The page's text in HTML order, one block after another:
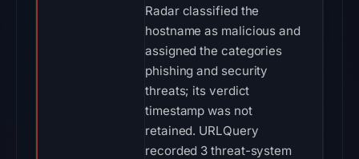
Radar classified the
hostname as malicious and
assigned the categories
phishing and security
threats; its verdict
timestamp was not
retained. URLQuery
recorded 3 threat-system